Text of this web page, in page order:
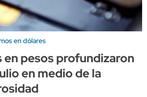
en dólares
pesos profundizaron
en medio de la